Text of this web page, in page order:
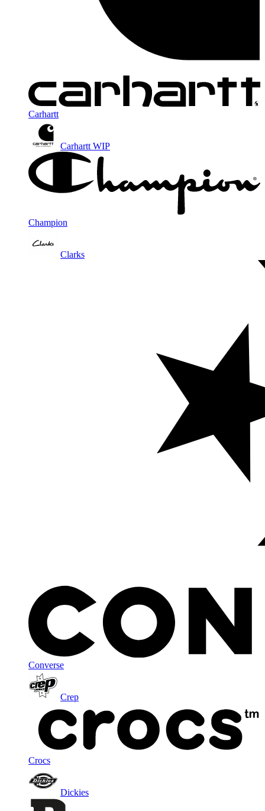
Carhartt
Carhartt WIP
Champion
Clarks
Converse
Crep
Crocs
Dickies